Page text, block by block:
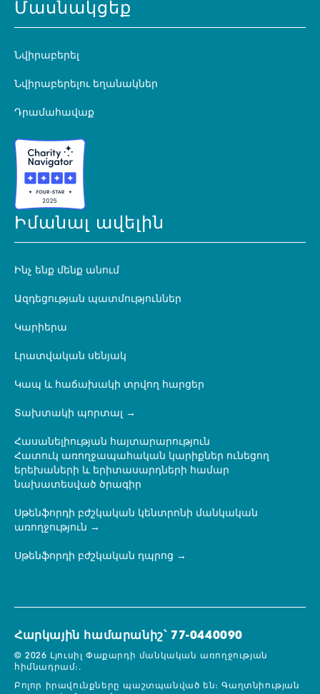
Մասնակցեք
Նվիրաբերել
Նվիրաբերելու եղանակներ
Դրամահավաք
Իմանալ ավելին
Ինչ ենք մենք անում
Ազդեցության պատմություններ
Կարիերա
Լրատվական սենյակ
Կապ և հաճախակի տրվող հարցեր
Տախտակի պորտալ
Հասանելիության հայտարարություն
Հատուկ առողջապահական կարիքներ ունեցող
երեխաների և երիտասարդների համար
նախատեսված ծրագիր
Սթենֆորդի բժշկական կենտրոնի մանկական
առողջություն
Սթենֆորդի բժշկական դպրոց
Հարկային համարանիշ՝ 77-0440090
© 2026 Լյուսիլ Փաքարդի մանկական առողջության
հիմնադրամ։.
Բոլոր իրավունքները պաշտպանված են։Գաղտնիության